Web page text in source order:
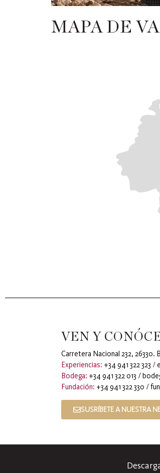
MAPA DE
VEN Y
Carretera Nacional 232, 26330.
Experiencias: +34 941 322 323 /
Bodega: +34 941 322 013 /
Fundación: +34 941 322 330 /
SUSRÍBETE A NUESTRA